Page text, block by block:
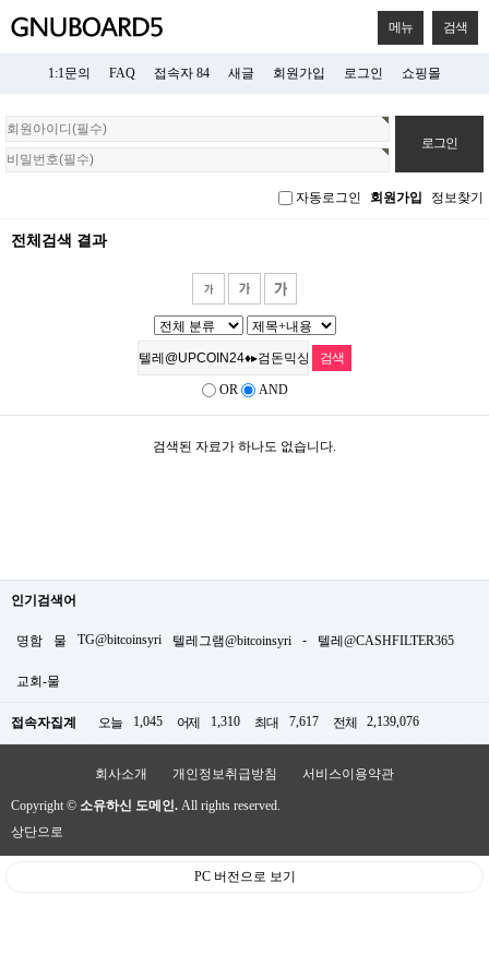
메뉴 검색
1:1문의 FAQ 접속자 84 새글 회원가입 로그인 쇼핑몰
회
원
로
자동로그인 회원가입 정보찾기
전체검색 결과
OR AND
검색된 자료가 하나도 없습니다.
인기검색어
명함 물 TG@bitcoinsyri 텔레그램@bitcoinsyri - 텔레@CASHFILTER365
교회-물
접속자집계 오늘 1,045 어제 1,310 최대 7,617 전체 2,139,076
회사소개 개인정보취급방침 서비스이용약관
Copyright © 소유하신 도메인. All rights reserved.
상단으로
PC 버전으로 보기